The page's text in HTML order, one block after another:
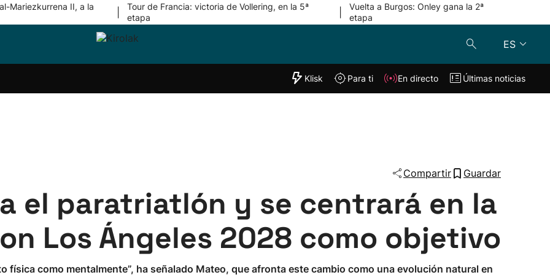
Mariezkurrena II, a la
Tour de Francia: victoria de Vollering, en la 5ª
etapa
Vuelta a Burgos: Onley gana la 2ª
etapa
ES
Equipos
"Helmuga"
Klisk En directo
Klisk Para ti En directo Últimas noticias
Compartir Guardar
el paratriatlón y se centrará en la
Los Ángeles 2028 como objetivo
física como mentalmente”, ha señalado Mateo, que afronta este cambio como una evolución natural en